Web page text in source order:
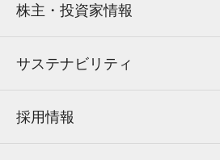
株主・投資家情報
サステナビリティ
採用情報